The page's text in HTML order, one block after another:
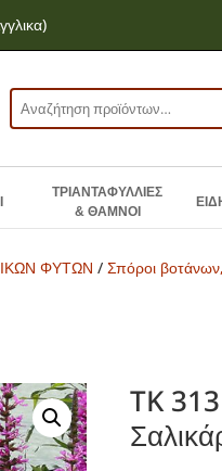
)
Αναζήτηση
για:
ΤΡΙΑΝΤΑΦΥΛΛΙΕΣ
& ΘΑΜΝΟΙ
ΦΥΤΩΝ /Σπόροι
TK